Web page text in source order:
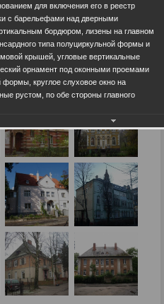
для включения его в реестр
с барельефами над дверными
бордюром, лизены на главном
типа полуциркульной формы и
крышей, угловые вертикальные
орнамент под оконными проемами
формы, круглое слуховое окно на
рустом, по обе стороны главного